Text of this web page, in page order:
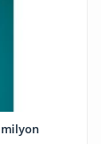
milyon